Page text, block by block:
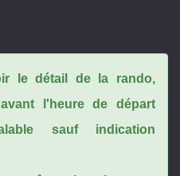
le détail de la rando,
l'heure de départ
sauf indication